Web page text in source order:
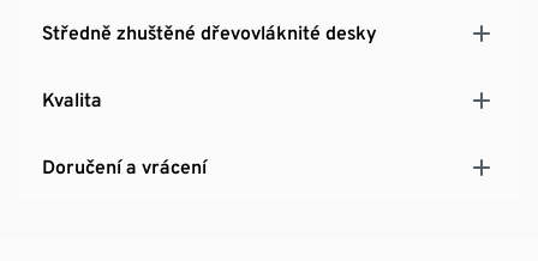
Středně zhuštěné dřevovláknité desky
Kvalita
Doručení a vrácení